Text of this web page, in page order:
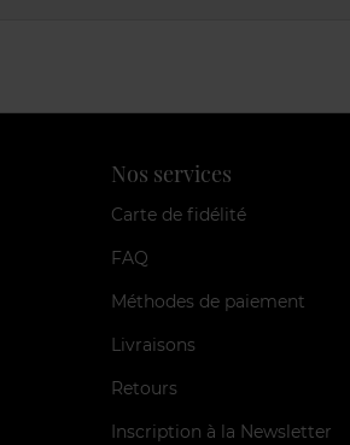
Nos services
Carte de fidélité
FAQ
Méthodes de paiement
Livraisons
Retours
Inscription à la Newsletter